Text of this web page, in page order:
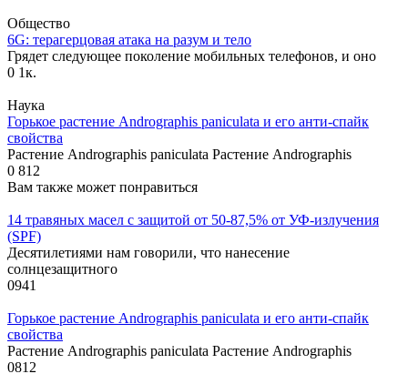
Общество
6G: терагерцовая атака на разум и тело
Грядет следующее поколение мобильных телефонов, и оно
0 1к.
Наука
Горькое растение Andrographis paniculata и его анти-спайк
свойства
Растение Andrographis paniculata Растение Andrographis
0 812
Вам также может понравиться
14 травяных масел с защитой от 50-87,5% от УФ-излучения
(SPF)
Десятилетиями нам говорили, что нанесение
солнцезащитного
0941
Горькое растение Andrographis paniculata и его анти-спайк
свойства
Растение Andrographis paniculata Растение Andrographis
0812